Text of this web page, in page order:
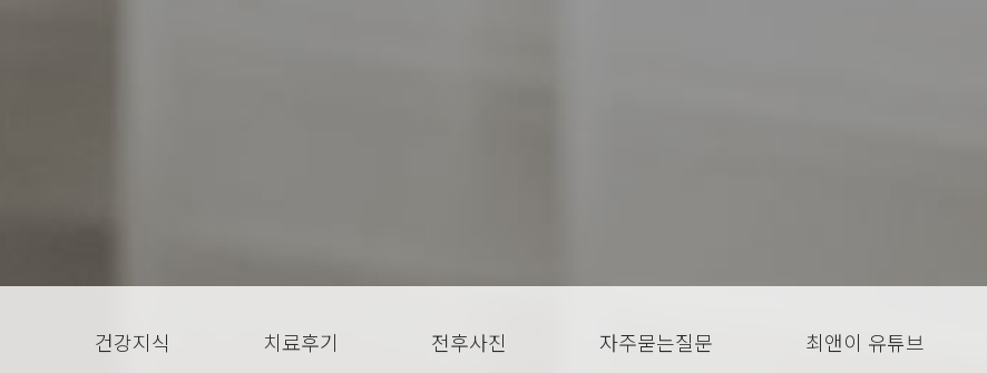
건강지식 치료후기 전후사진 자주묻는질문 최앤이 유튜브